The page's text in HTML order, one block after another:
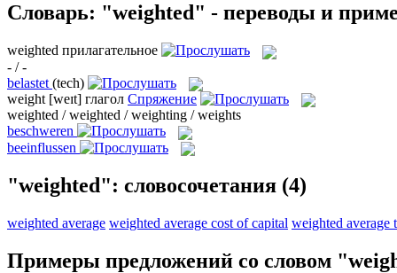
Словарь: "weighted" - переводы и
weighted прилагательное
- / -
belastet (tech)
weight [weɪt] глагол Спряжение
weighted / weighted / weighting / weights
beschweren
beeinflussen
"weighted": словосочетания (4)
weighted average weighted average cost of capital weighted average
Примеры предложений со словом